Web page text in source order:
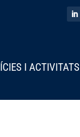
I ACTIVITATS